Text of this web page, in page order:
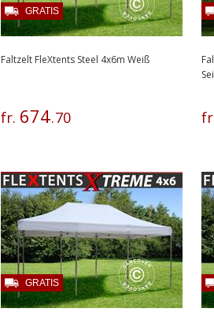
Faltzelt FleXtents Steel 4x6m Weiß
fr. 674.70
GRATIS
GRATIS